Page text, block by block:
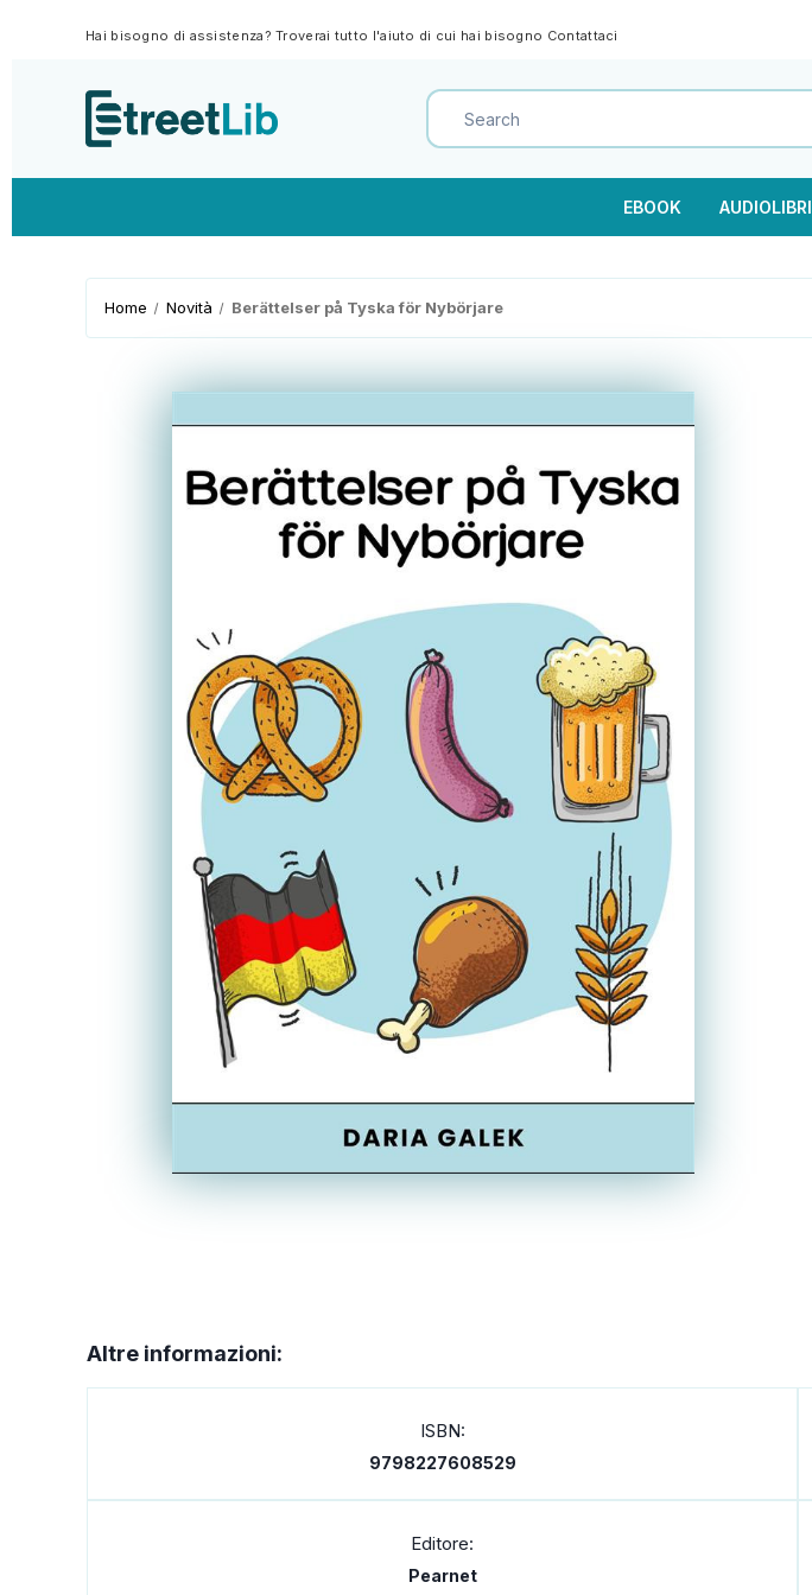
Hai bisogno di assistenza? Troverai tutto l'aiuto di cui hai bisogno Contattaci
EBOOK AUDIOLIBRI
Home Novità Berättelser på Tyska för Nybörjare
Altre informazioni:
ISBN:
9798227608529
Editore:
Pearnet